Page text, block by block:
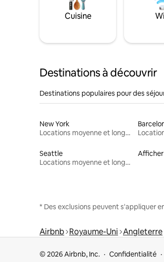
Cuisine
Destinations à découvrir
Destinations populaires pour des
New York
Locations moyenne et longue durée
Seattle
Locations moyenne et longue durée
* Des exclusions peuvent s'appliquer
Airbnb Royaume-Uni Angleterre
© 2026 Airbnb, Inc. Confidentialité